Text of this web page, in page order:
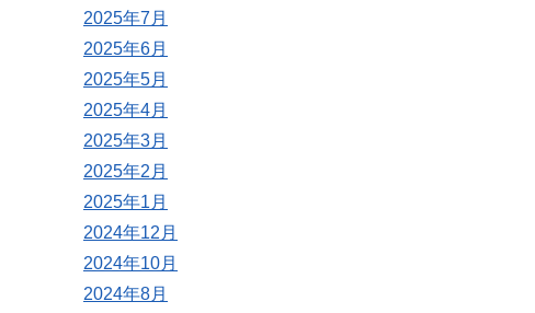
2025年7月
2025年6月
2025年5月
2025年4月
2025年3月
2025年2月
2025年1月
2024年12月
2024年10月
2024年8月